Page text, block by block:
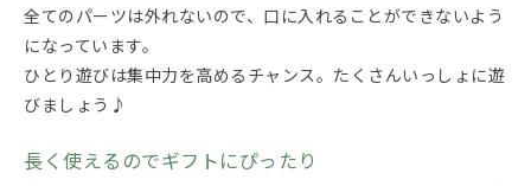
全てのパーツは外れないので、口に入れることができないよう
になっています。
ひとり遊びは集中力を高めるチャンス。たくさんいっしょに遊
びましょう♪
長く使えるのでギフトにぴったり